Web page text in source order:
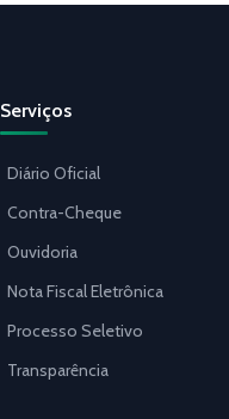
Serviços
Diário Oficial
Contra-Cheque
Ouvidoria
Nota Fiscal Eletrônica
Processo Seletivo
Transparência